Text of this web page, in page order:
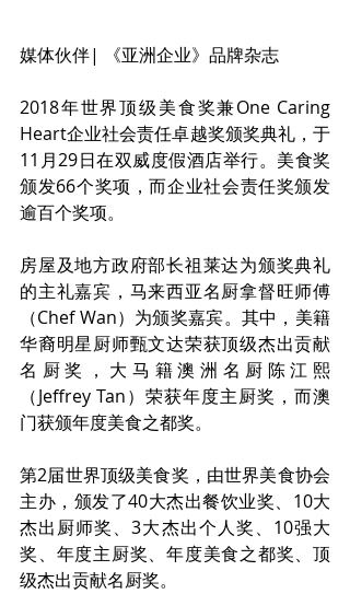
媒体伙伴| 《亚洲企业》品牌杂志
2018年世界顶级美食奖兼One Caring
Heart企业社会责任卓越奖颁奖典礼，于
11月29日在双威度假酒店举行。美食奖
颁发66个奖项，而企业社会责任奖颁发
逾百个奖项。
房屋及地方政府部长祖莱达为颁奖典礼
的主礼嘉宾，马来西亚名厨拿督旺师傅
（Chef Wan）为颁奖嘉宾。其中，美籍
华裔明星厨师甄文达荣获顶级杰出贡献
名厨奖，大马籍澳洲名厨陈江熙
（Jeffrey Tan）荣获年度主厨奖，而澳
门获颁年度美食之都奖。
第2届世界顶级美食奖，由世界美食协会
主办，颁发了40大杰出餐饮业奖、10大
杰出厨师奖、3大杰出个人奖、10强大
奖、年度主厨奖、年度美食之都奖、顶
级杰出贡献名厨奖。